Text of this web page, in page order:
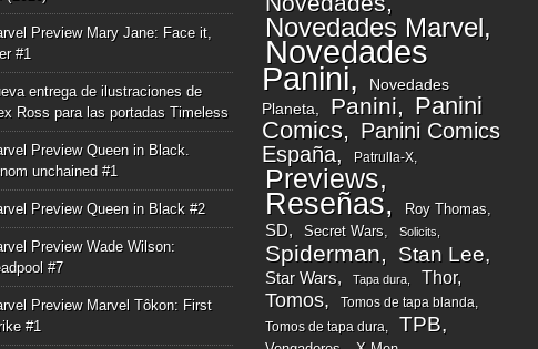
Preview Mary Jane: Face it,
#1
entrega de ilustraciones de
Ross para las portadas Timeless
Preview Queen in Black.
unchained #1
Preview Queen in Black #2
Preview Wade Wilson:
#7
Preview Marvel Tôkon: First
#1
Novedades Marvel
Novedades
Panini
Novedades
Planeta
Panini
Panini
Comics
Panini Comics
España
Patrulla-X
Previews
Reseñas Roy Thomas
SD Secret Wars Solicits
Spiderman Stan Lee
Star Wars Tapa dura Thor
Tomos
Tomos de tapa blanda
Tomos de tapa dura
TPB